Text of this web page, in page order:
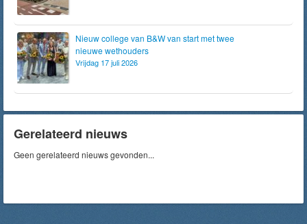
Nieuw college van B&W van start met twee
nieuwe wethouders
Vrijdag 17 juli 2026
Gerelateerd nieuws
Geen gerelateerd nieuws gevonden...